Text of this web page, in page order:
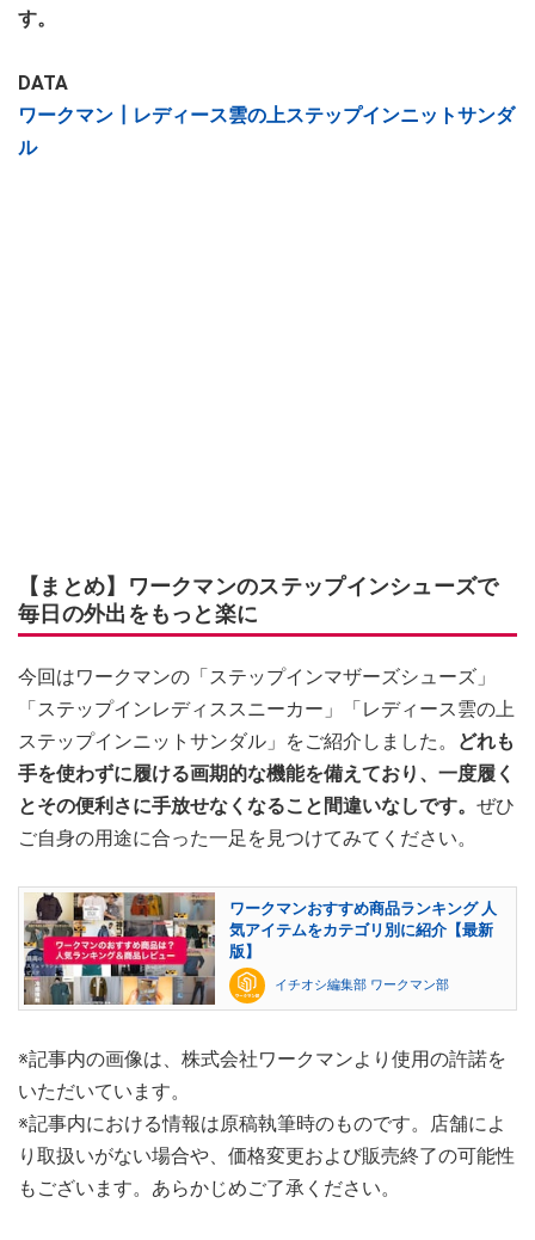
す。
DATA
ワークマン┃レディース雲の上ステップインニットサンダ
ル
【まとめ】ワークマンのステップインシューズで
毎日の外出をもっと楽に
今回はワークマンの「ステップインマザーズシューズ」
「ステップインレディススニーカー」「レディース雲の上
ステップインニットサンダル」をご紹介しました。
どれも
手を使わずに履ける画期的な機能を備えており、一度履く
とその便利さに手放せなくなること間違いなしです。 ぜひ
ご自身の用途に合った一足を見つけてみてください。
ワークマンおすすめ商品ランキング 人
気アイテムをカテゴリ別に紹介【最新
版】
イチオシ編集部 ワークマン部
※記事内の画像は、株式会社ワークマンより使用の許諾を
いただいています。
※記事内における情報は原稿執筆時のものです。店舗によ
り取扱いがない場合や、価格変更および販売終了の可能性
もございます。あらかじめご了承ください。